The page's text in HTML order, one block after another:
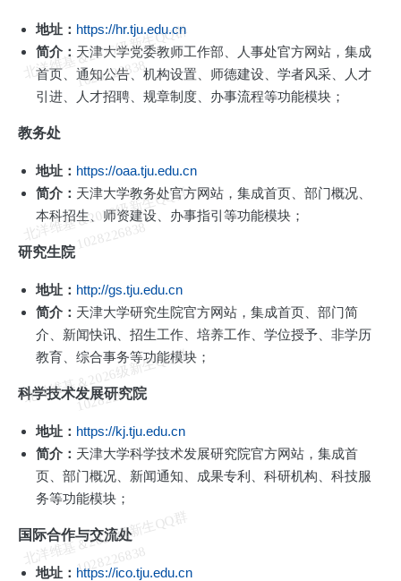
地址： https://hr.tju.edu.cn
简介： 天津大学党委教师工作部、人事处官方网站，集成
首页、通知公告、机构设置、师德建设、学者风采、人才
引进、人才招聘、规章制度、办事流程等功能模块；
教务处
地址： https://oaa.tju.edu.cn
简介： 天津大学教务处官方网站，集成首页、部门概况、
本科招生、师资建设、办事指引等功能模块；
研究生院
地址： http://gs.tju.edu.cn
简介： 天津大学研究生院官方网站，集成首页、部门简
介、新闻快讯、招生工作、培养工作、学位授予、非学历
教育、综合事务等功能模块；
科学技术发展研究院
地址： https://kj.tju.edu.cn
简介： 天津大学科学技术发展研究院官方网站，集成首
页、部门概况、新闻通知、成果专利、科研机构、科技服
务等功能模块；
国际合作与交流处
地址： https://ico.tju.edu.cn
北
洋
维
基
＆
2
0
2
6
级
新
生
Q
Q
群
1
0
2
8
2
2
6
8
3
8
北
洋
维
基
＆
2
0
2
6
级
新
生
Q
Q
群
1
0
2
8
2
2
6
8
3
8
北
洋
维
基
＆
2
0
2
6
级
新
生
Q
Q
群
1
0
2
8
2
2
6
8
3
8
北
洋
维
基
＆
2
0
2
6
级
新
生
Q
Q
群
1
0
2
8
2
2
6
8
3
8